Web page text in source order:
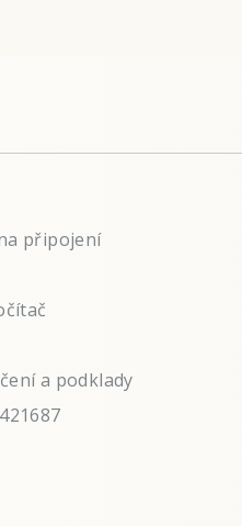
připojení
a podklady